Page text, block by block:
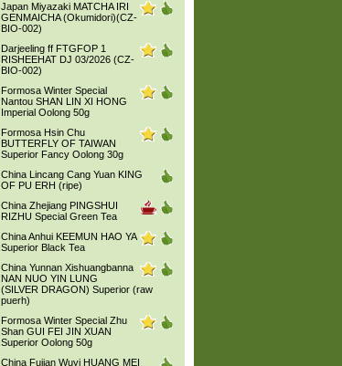
Japan Miyazaki MATCHA IRI
GENMAICHA (Okumidori)(CZ-
BIO-002)
Darjeeling ff FTGFOP 1
RISHEEHAT DJ 03/2026 (CZ-
BIO-002)
Formosa Winter Special
Nantou SHAN LIN XI HONG
Imperial Oolong 50g
Formosa Hsin Chu
BUTTERFLY OF TAIWAN
Superior Fancy Oolong 30g
China Lincang Cang Yuan KING
OF PU ERH (ripe)
China Zhejiang PINGSHUI
RIZHU Special Green Tea
China Anhui KEEMUN HAO YA
Superior Black Tea
China Yunnan Xishuangbanna
NAN NUO YIN LUNG
(SILVER DRAGON) Superior (raw
puerh)
Formosa Winter Special Zhu
Shan GUI FEI JIN XUAN
Superior Oolong 50g
China Fujian Wuyi HUANG MEI